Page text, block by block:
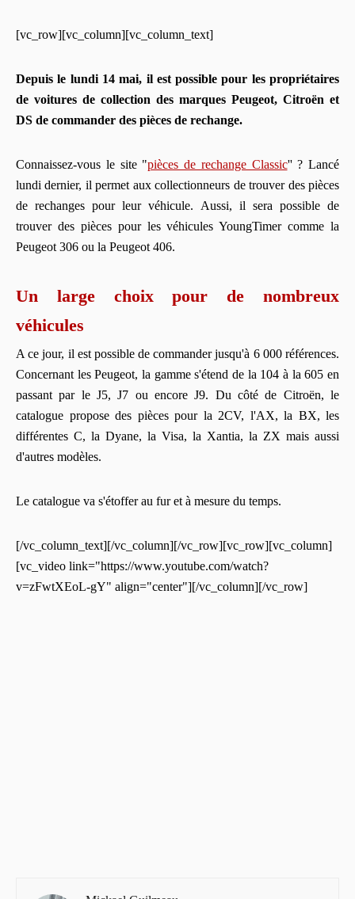
[vc_row][vc_column][vc_column_text]
Depuis le lundi 14 mai, il est possible pour les propriétaires
de voitures de collection des marques Peugeot, Citroën et
DS de commander des pièces de rechange.
Connaissez-vous le site "pièces de rechange Classic'' ? Lancé
lundi dernier, il permet aux collectionneurs de trouver des pièces
de rechanges pour leur véhicule. Aussi, il sera possible de
trouver des pièces pour les véhicules YoungTimer comme la
Peugeot 306 ou la Peugeot 406.
Un large choix pour de nombreux
véhicules
A ce jour, il est possible de commander jusqu'à 6 000 références.
Concernant les Peugeot, la gamme s'étend de la 104 à la 605 en
passant par le J5, J7 ou encore J9. Du côté de Citroën, le
catalogue propose des pièces pour la 2CV, l'AX, la BX, les
différentes C, la Dyane, la Visa, la Xantia, la ZX mais aussi
d'autres modèles.
Le catalogue va s'étoffer au fur et à mesure du temps.
[/vc_column_text][/vc_column][/vc_row][vc_row][vc_column]
[vc_video link="https://www.youtube.com/watch?
v=zFwtXEoL-gY" align="center"][/vc_column][/vc_row]